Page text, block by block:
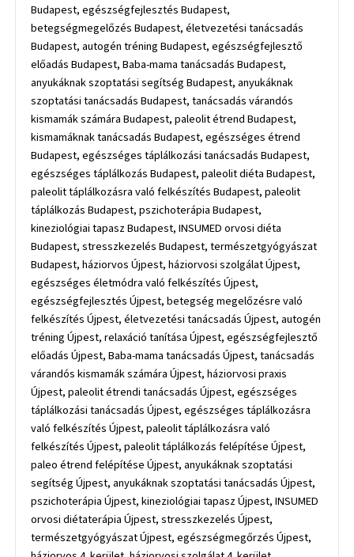
Budapest, egészségfejlesztés Budapest,
betegségmegelőzés Budapest, életvezetési tanácsadás
Budapest, autogén tréning Budapest, egészségfejlesztő
előadás Budapest, Baba-mama tanácsadás Budapest,
anyukáknak szoptatási segítség Budapest, anyukáknak
szoptatási tanácsadás Budapest, tanácsadás várandós
kismamák számára Budapest, paleolit étrend Budapest,
kismamáknak tanácsadás Budapest, egészséges étrend
Budapest, egészséges táplálkozási tanácsadás Budapest,
egészséges táplálkozás Budapest, paleolit diéta Budapest,
paleolit táplálkozásra való felkészítés Budapest, paleolit
táplálkozás Budapest, pszichoterápia Budapest,
kineziológiai tapasz Budapest, INSUMED orvosi diéta
Budapest, stresszkezelés Budapest, természetgyógyászat
Budapest, háziorvos Újpest, háziorvosi szolgálat Újpest,
egészséges életmódra való felkészítés Újpest,
egészségfejlesztés Újpest, betegség megelőzésre való
felkészítés Újpest, életvezetési tanácsadás Újpest, autogén
tréning Újpest, relaxáció tanítása Újpest, egészségfejlesztő
előadás Újpest, Baba-mama tanácsadás Újpest, tanácsadás
várandós kismamák számára Újpest, háziorvosi praxis
Újpest, paleolit étrendi tanácsadás Újpest, egészséges
táplálkozási tanácsadás Újpest, egészséges táplálkozásra
való felkészítés Újpest, paleolit táplálkozásra való
felkészítés Újpest, paleolit táplálkozás felépítése Újpest,
paleo étrend felépítése Újpest, anyukáknak szoptatási
segítség Újpest, anyukáknak szoptatási tanácsadás Újpest,
pszichoterápia Újpest, kineziológiai tapasz Újpest, INSUMED
orvosi diétaterápia Újpest, stresszkezelés Újpest,
természetgyógyászat Újpest, egészségmegőrzés Újpest,